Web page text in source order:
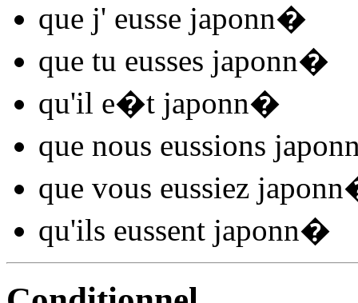
que j' eusse japonn�
que tu eusses japonn�
qu'il e�t japonn�
que nous eussions
que vous eussiez japonn
qu'ils eussent japonn�